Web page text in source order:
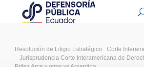
Resolución de Litigio Estratégico
Corte
Jurisprudencia Corte Interamericana de